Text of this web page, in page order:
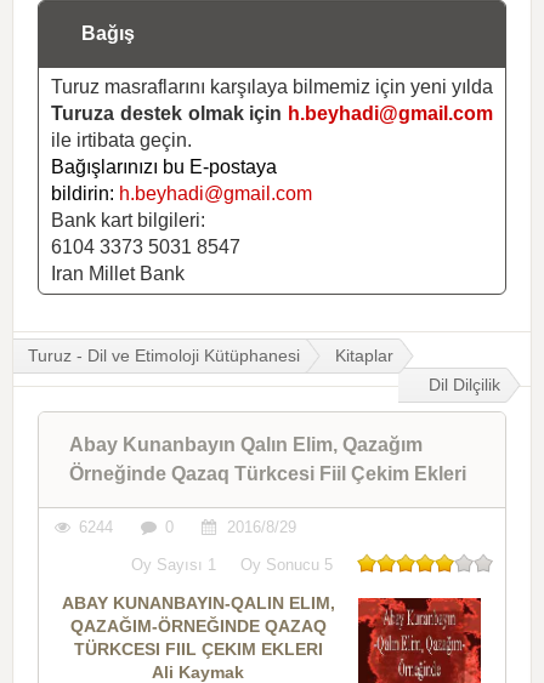
Bağış
Turuz masraflarını karşılaya bilmemiz için yeni yılda
Turuza destek olmak için h.beyhadi@gmail.com
ile irtibata geçin.
Bağışlarınızı bu E-postaya
bildirin: h.beyhadi@gmail.com
Bank kart bilgileri:
6104 3373 5031 8547
Iran Millet Bank
Turuz - Dil ve Etimoloji Kütüphanesi
Kitaplar
Dil Dilçilik
Abay Kunanbayın Qalın Elim, Qazağım
Örneğinde Qazaq Türkcesi Fiil Çekim Ekleri
6244 0 2016/8/29
Oy Sayısı 1 Oy Sonucu 5
ABAY KUNANBAYIN-QALIN ELIM,
QAZAĞIM-ÖRNEĞINDE QAZAQ
TÜRKCESI FIIL ÇEKIM EKLERI
Ali Kaymak